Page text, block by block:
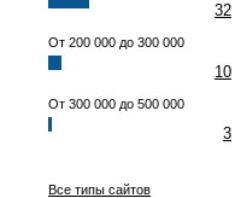
32
От 200 000 до 300 000
10
От 300 000 до 500 000
3
Все типы сайтов